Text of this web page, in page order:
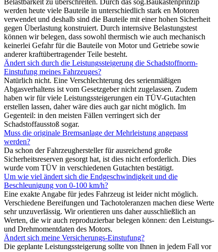
Belastbarkeit zu überschreiten. Durch das sog.Baukastenprinzip
werden heute viele Bauteile in unterschiedlich stark en Motoren
verwendet und deshalb sind die Bauteile mit einer hohen Sicherheit
gegen Überlastung konstruiert. Durch internsive Belastungstest
können wir belegen, dass sowohl thermisch wie auch mechanisch
keinerlei Gefahr für die Bauteile von Motor und Getriebe sowie
anderer kraftübertragender Teile besteht.
Ändert sich durch die Leistungssteigerung die Schadstoffnorm-
Einstufung meines Fahrzeuges?
Natürlich nicht. Eine Verschlechterung des serienmäßigen
Abgasverhaltens ist vom Gesetzgeber nicht zugelassen. Zudem
haben wir für viele Leistungssteigerungen ein TÜV-Gutachten
erstellen lassen, daher wäre dies auch gar nicht möglich. Im
Gegenteil: in den meisten Fällen verringert sich der
Schadstoffausstoß sogar.
Muss die originale Bremsanlage der Mehrleistung angepasst
werden?
Da schon der Fahrzeughersteller für ausreichend große
Sicherheitsreserven gesorgt hat, ist dies nicht erforderlich. Dies
wurde vom TÜV in verschiedenen Gutachten bestätigt.
Um wie viel ändert sich die Endgeschwindigkeit und die
Beschleunigung von 0-100 km/h?
Eine exakte Angabe für jedes Fahrzeug ist leider nicht möglich.
Verschiedene Bereifungen und Tachotoleranzen machen diese Werte
sehr unzuverlässig. Wir orientieren uns daher ausschließlich an
Werten, die wir auch reproduzierbar belegen können: den Leistungs-
und Drehmomentdaten des Motors.
Ändert sich meine Versicherungs-Einstufung?
Die geplante Leistungssteigerung sollte von Ihnen in jedem Fall vor